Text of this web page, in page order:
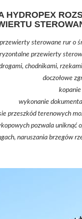
HYDROPEX
przewierty sterowane rur o
przewierty
chodnikami,
doczołowe
wykonanie
przeszkód terenowych
pozwala uniknąć
naruszania brzegów